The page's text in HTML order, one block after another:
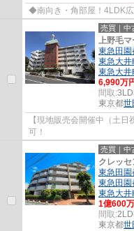
◆南向き・角部屋！4LDK広
売買｜中
上野毛マ
東急田園
東急大井
東急大井
6,990万
間取:
東京都世
【現地販売会開催中（土
可！
売買｜中
クレッ
東急田園
東急田園
東急大井
1億600
間取:
東京都世